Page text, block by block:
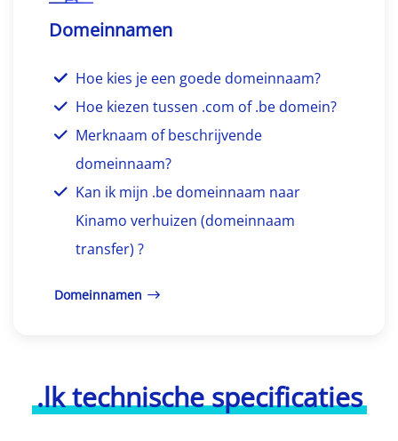
Domeinnamen
Hoe kies je een goede domeinnaam?
Hoe kiezen tussen .com of .be domein?
Merknaam of beschrijvende
domeinnaam?
Kan ik mijn .be domeinnaam naar
Kinamo verhuizen (domeinnaam
transfer) ?
Domeinnamen
.lk technische specificaties